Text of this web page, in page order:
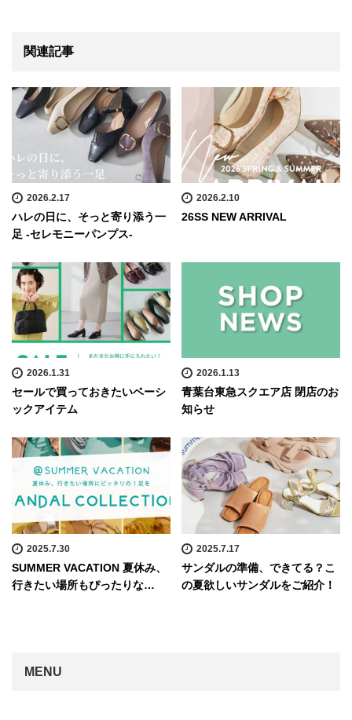
関連記事
2026.2.17
ハレの日に、そっと寄り添う一
足 -セレモニーパンプス-
2026.2.10
26SS NEW ARRIVAL
2026.1.31
セールで買っておきたいベーシ
ックアイテム
2026.1.13
青葉台東急スクエア店 閉店のお
知らせ
2025.7.30
SUMMER VACATION 夏休み、
行きたい場所もぴったりな…
2025.7.17
サンダルの準備、できてる？こ
の夏欲しいサンダルをご紹介！
MENU